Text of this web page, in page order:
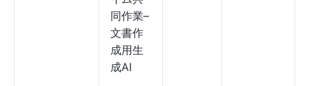
同作業–
文書作
成用生
成AI